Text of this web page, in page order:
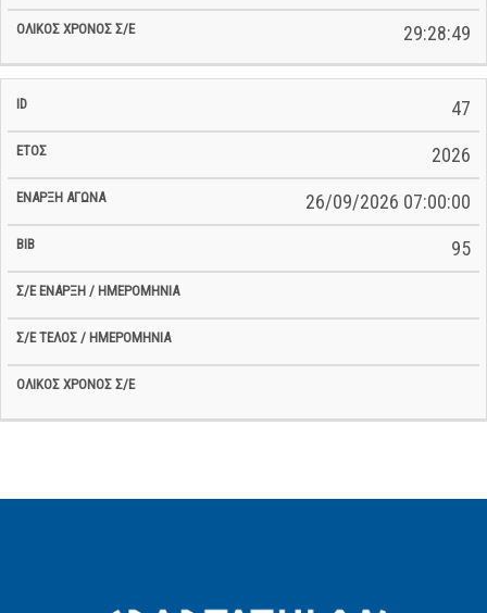
29:28:49
47
2026
26/09/2026 07:00:00
95